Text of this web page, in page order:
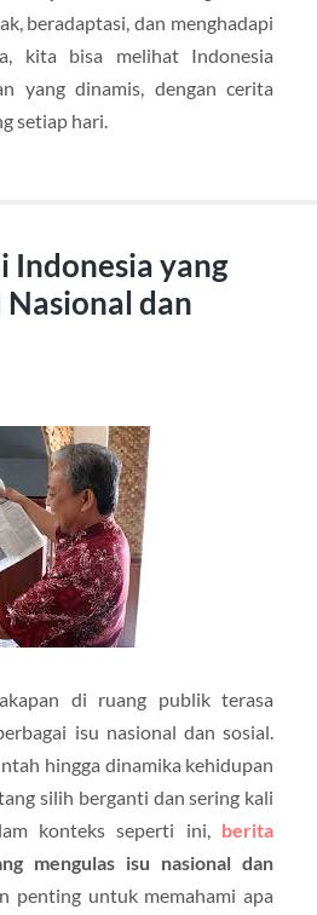
beradaptasi, dan menghadapi
kita bisa melihat Indonesia
yang dinamis, dengan cerita
setiap hari.
Indonesia yang
Nasional dan
di ruang publik terasa
isu nasional dan sosial.
hingga dinamika kehidupan
silih berganti dan sering kali
konteks seperti ini, berita
mengulas isu nasional dan
penting untuk memahami apa